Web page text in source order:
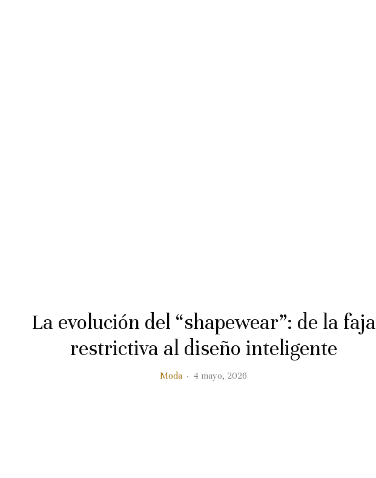
La evolución del “shapewear”: de la faja
restrictiva al diseño inteligente
Moda · 4 mayo, 2026